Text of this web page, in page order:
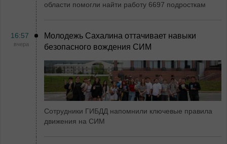
области помогли найти работу 6697 подросткам
16:57
вчера
Молодежь Сахалина оттачивает навыки
безопасного вождения СИМ
Сотрудники ГИБДД напомнили ключевые правила
движения на СИМ